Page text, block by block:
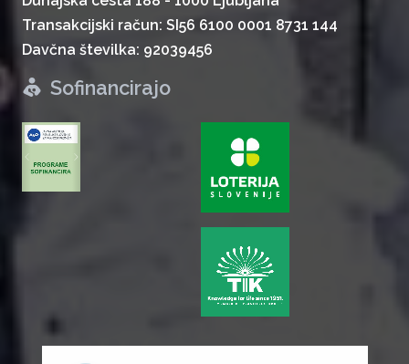
Transakcijski račun: SI56 6100 0001 8731 144
Davčna številka: 92039456
zurück
Sofinancirajo